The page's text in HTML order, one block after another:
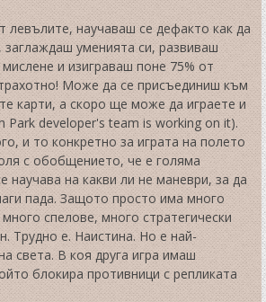
левълите, научаваш се дефакто как да
уменията си, развиваш
и изиграваш поне 75% от
Може да се присъединиш към
карти, а скоро ще може да играете и
Park developer's team is working on it).
и то конкретно за играта на полето
с обобщението, че е голяма
научава на какви ли не маневри, за да
пада. Защото просто има много
спелове, много стратегически
Трудно е. Наистина. Но е най-
света. В коя друга игра имаш
блокира противници с репликата